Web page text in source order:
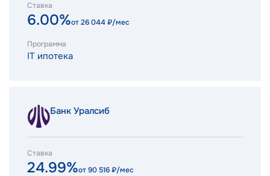
Ставка
6.00%от26 044₽/мес
Программа
IT ипотека
Банк Уралсиб
Ставка
24.99%от90 516₽/мес